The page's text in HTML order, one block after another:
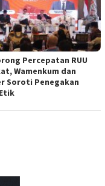
Percepatan RUU
Wamenkum dan
Soroti Penegakan